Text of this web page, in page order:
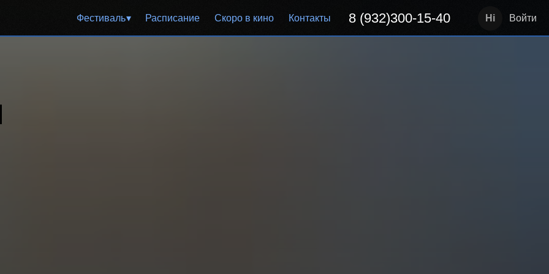
Фестиваль Расписание Cкоро в кино Контакты 8 (932)300-15-40 Войти